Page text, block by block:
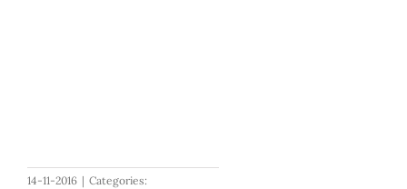
14-11-2016 | Categories: